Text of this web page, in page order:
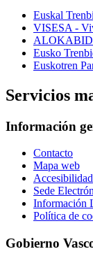
Euskal
VISESA -
Eusko
Euskotren
Servicios
Información
Contacto
Mapa web
Accesibilidad
Sede
Información
Política de
Gobierno